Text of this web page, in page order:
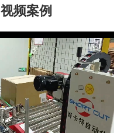
视频案例